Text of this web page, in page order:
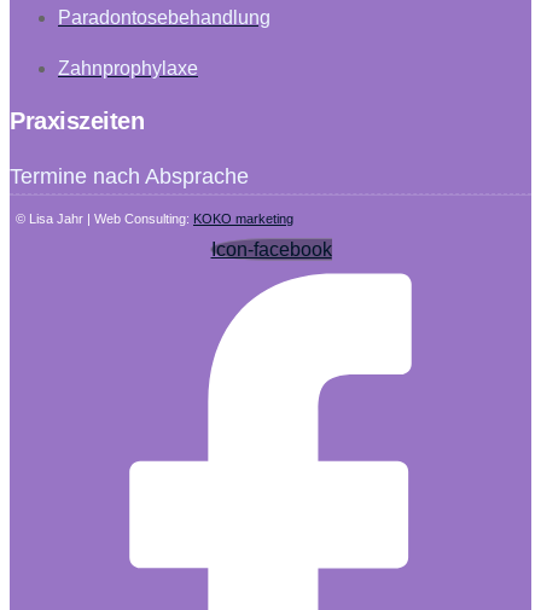
Paradontosebehandlung
Zahnprophylaxe
Praxiszeiten
Termine nach Absprache
© Lisa Jahr | Web Consulting: KOKO marketing
Icon-facebook